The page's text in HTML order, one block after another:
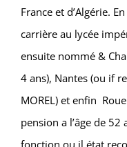
France et d’Algérie.
carrière au lycée
ensuite nommé &
4 ans), Nantes (ou if
MOREL) et enfin
pension a l’âge de
fonction ou il état